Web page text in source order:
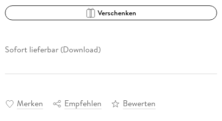
Verschenken
Sofort lieferbar (Download)
Merken Empfehlen Bewerten